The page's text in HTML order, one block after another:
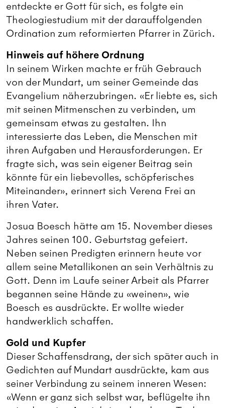
entdeckte er Gott für sich, es folgte ein
Theologiestudium mit der darauffolgenden
Ordination zum reformierten Pfarrer in Zürich.
Hinweis auf höhere Ordnung
In seinem Wirken machte er früh Gebrauch
von der Mundart, um seiner Gemeinde das
Evangelium näherzubringen. «Er liebte es, sich
mit seinen Mitmenschen zu verbinden, um
gemeinsam etwas zu gestalten. Ihn
interessierte das Leben, die Menschen mit
ihren Aufgaben und Herausforderungen. Er
fragte sich, was sein eigener Beitrag sein
könnte für ein liebevolles, schöpferisches
Miteinander», erinnert sich Verena Frei an
ihren Vater.
Josua Boesch hätte am 15. November dieses
Jahres seinen 100. Geburtstag gefeiert.
Neben seinen Predigten erinnern heute vor
allem seine Metallikonen an sein Verhältnis zu
Gott. Denn im Laufe seiner Arbeit als Pfarrer
begannen seine Hände zu «weinen», wie
Boesch es ausdrückte. Er wollte wieder
handwerklich schaffen.
Gold und Kupfer
Dieser Schaffensdrang, der sich später auch in
Gedichten auf Mundart ausdrückte, kam aus
seiner Verbindung zu seinem inneren Wesen:
«Wenn er ganz sich selbst war, beflügelte ihn